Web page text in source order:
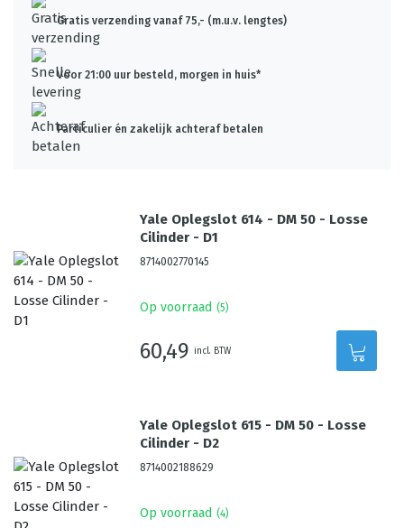
Gratis verzending vanaf 75,- (m.u.v. lengtes)
Voor 21:00 uur besteld, morgen in huis*
Particulier én zakelijk achteraf betalen
Yale Oplegslot 614 - DM 50 - Losse
Cilinder - D1
8714002770145
Op voorraad (5)
60,49 incl. BTW
Yale Oplegslot 615 - DM 50 - Losse
Cilinder - D2
8714002188629
Op voorraad (4)